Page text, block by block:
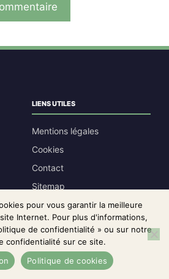
LIENS UTILES
Mentions légales
Cookies
Contact
Sitemap
Plan du site
CGV
Affiliation
pour vous garantir la meilleure
Internet. Pour plus d'informations,
de confidentialité » ou sur notre
confidentialité sur ce site.
Politique de cookies